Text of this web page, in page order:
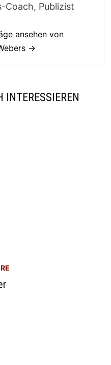
Coach, Publizist
ansehen von
→
INTERESSIEREN